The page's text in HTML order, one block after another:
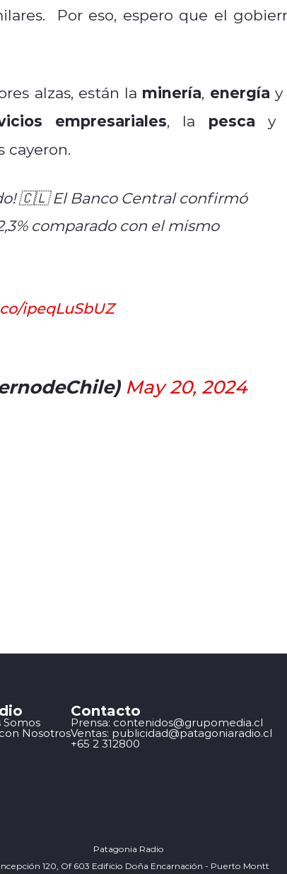
Por eso, espero que el
alzas, están la minería, energía y
empresariales, la pesca y
cayeron.
🇨🇱 El Banco Central confirmó
comparado con el mismo
ipeqLuSbUZ
May 20, 2024
Somos
Nosotros
Contacto
Prensa: contenidos@grupomedia.cl
Ventas: publicidad@patagoniaradio.cl
+65 2 312800
Patagonia Radio
120, Of 603 Edificio Doña Encarnación - Puerto Montt